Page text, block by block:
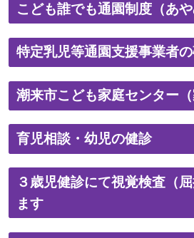
こども誰でも通園制度（あや
特定乳児等通園支援事業者
潮来市こども家庭センター（
育児相談・幼児の健診
３歳児健診にて視覚検査（
ます